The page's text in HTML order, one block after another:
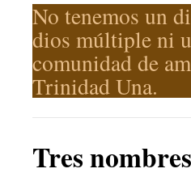
No tenemos un
dios múltiple ni
comunidad de
Trinidad Una.
Tres